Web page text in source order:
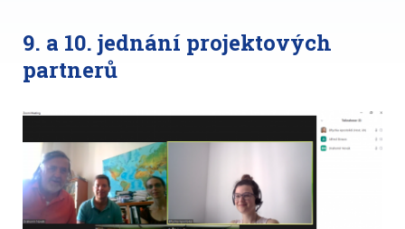
9. a 10. jednání projektových
partnerů